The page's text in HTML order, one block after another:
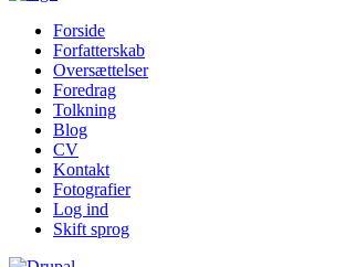
Forside
Forfatterskab
Oversættelser
Foredrag
Tolkning
Blog
CV
Kontakt
Fotografier
Log ind
Skift sprog